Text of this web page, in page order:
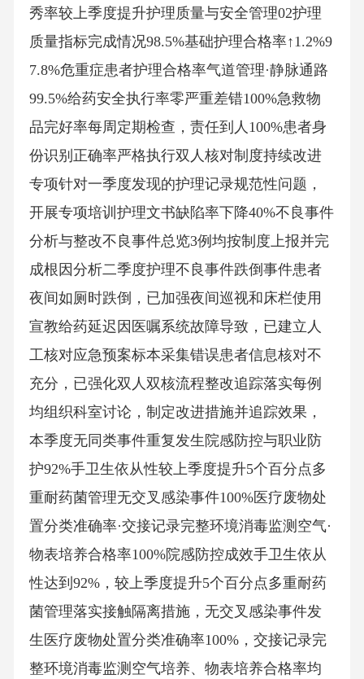
秀率较上季度提升护理质量与安全管理02护理
质量指标完成情况98.5%基础护理合格率↑1.2%9
7.8%危重症患者护理合格率气道管理·静脉通路
99.5%给药安全执行率零严重差错100%急救物
品完好率每周定期检查，责任到人100%患者身
份识别正确率严格执行双人核对制度持续改进
专项针对一季度发现的护理记录规范性问题，
开展专项培训护理文书缺陷率下降40%不良事件
分析与整改不良事件总览3例均按制度上报并完
成根因分析二季度护理不良事件跌倒事件患者
夜间如厕时跌倒，已加强夜间巡视和床栏使用
宣教给药延迟因医嘱系统故障导致，已建立人
工核对应急预案标本采集错误患者信息核对不
充分，已强化双人双核流程整改追踪落实每例
均组织科室讨论，制定改进措施并追踪效果，
本季度无同类事件重复发生院感防控与职业防
护92%手卫生依从性较上季度提升5个百分点多
重耐药菌管理无交叉感染事件100%医疗废物处
置分类准确率·交接记录完整环境消毒监测空气·
物表培养合格率100%院感防控成效手卫生依从
性达到92%，较上季度提升5个百分点多重耐药
菌管理落实接触隔离措施，无交叉感染事件发
生医疗废物处置分类准确率100%，交接记录完
整环境消毒监测空气培养、物表培养合格率均